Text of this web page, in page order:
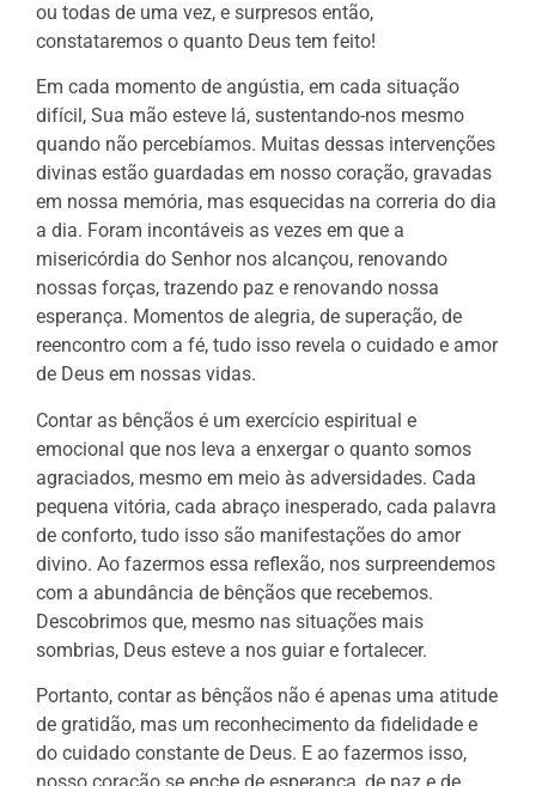
ou todas de uma vez, e surpresos então,
constataremos o quanto Deus tem feito!
Em cada momento de angústia, em cada situação
difícil, Sua mão esteve lá, sustentando-nos mesmo
quando não percebíamos. Muitas dessas intervenções
divinas estão guardadas em nosso coração, gravadas
em nossa memória, mas esquecidas na correria do dia
a dia. Foram incontáveis as vezes em que a
misericórdia do Senhor nos alcançou, renovando
nossas forças, trazendo paz e renovando nossa
esperança. Momentos de alegria, de superação, de
reencontro com a fé, tudo isso revela o cuidado e amor
de Deus em nossas vidas.
Contar as bênçãos é um exercício espiritual e
emocional que nos leva a enxergar o quanto somos
agraciados, mesmo em meio às adversidades. Cada
pequena vitória, cada abraço inesperado, cada palavra
de conforto, tudo isso são manifestações do amor
divino. Ao fazermos essa reflexão, nos surpreendemos
com a abundância de bênçãos que recebemos.
Descobrimos que, mesmo nas situações mais
sombrias, Deus esteve a nos guiar e fortalecer.
Portanto, contar as bênçãos não é apenas uma atitude
de gratidão, mas um reconhecimento da fidelidade e
do cuidado constante de Deus. E ao fazermos isso,